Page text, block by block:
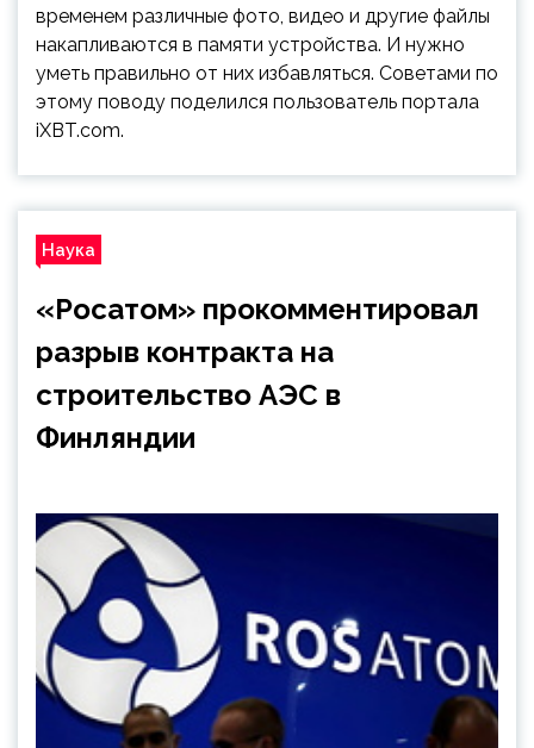
временем различные фото, видео и другие файлы
накапливаются в памяти устройства. И нужно
уметь правильно от них избавляться. Советами по
этому поводу поделился пользователь портала
iXBT.com.
Наука
«Росатом» прокомментировал
разрыв контракта на
строительство АЭС в
Финляндии